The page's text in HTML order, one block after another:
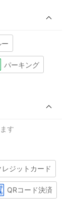
ー
パーキング
す
レジットカード
QRコード決済